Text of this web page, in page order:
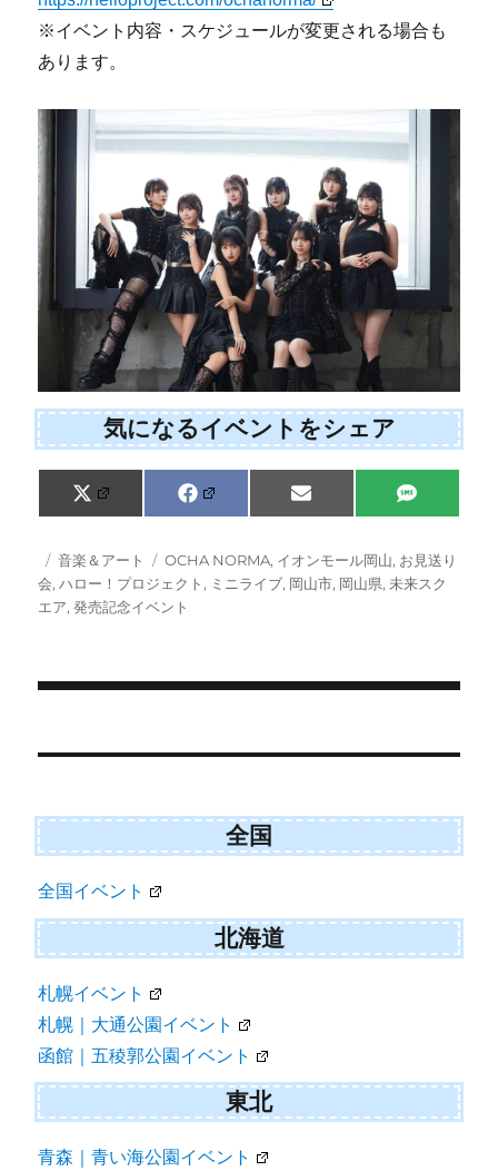
※イベント内容・スケジュールが変更される場合も
あります。
気になるイベントをシェア
Share
on
X
(
w
i
t
t
Share
on
F
a
e
o
Share
on
E
m
i
l
Share
on
S
M
投
稿
日:
カ
テ
ゴ
音楽＆アート
タ
グ
OCHA NORMA, イオンモール岡山, お見送り
会,ハロー！プロジェクト , ミニライブ, 岡山市, 岡山県, 未来スク
エア,発売記念イベント
稿
ビ
ー
シ
ョ
ン
全国
全国イベント
北海道
札幌イベント
札幌｜大通公園イベント
函館｜五稜郭公園イベント
東北
青森｜青い海公園イベント